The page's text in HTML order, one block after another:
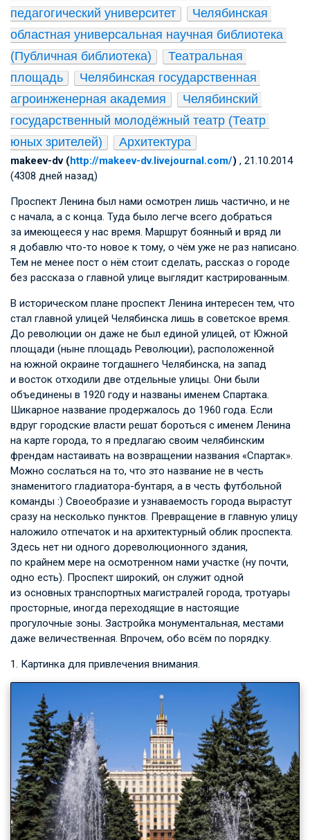
педагогический университет
Челябинская
областная универсальная научная библиотека
(Публичная библиотека)
Театральная
площадь
Челябинская государственная
агроинженерная академия
Челябинский
государственный молодёжный театр (Театр
юных зрителей)
Архитектура
makeev-dv (http://makeev-dv.livejournal.com/) , 21.10.2014
(4308 дней назад)
Проспект Ленина был нами осмотрен лишь частично, и не
с начала, а с конца. Туда было легче всего добраться
за имеющееся у нас время. Маршрут боянный и вряд ли
я добавлю что-то новое к тому, о чём уже не раз написано.
Тем не менее пост о нём стоит сделать, рассказ о городе
без рассказа о главной улице выглядит кастрированным.
В историческом плане проспект Ленина интересен тем, что
стал главной улицей Челябинска лишь в советское время.
До революции он даже не был единой улицей, от Южной
площади (ныне площадь Революции), расположенной
на южной окраине тогдашнего Челябинска, на запад
и восток отходили две отдельные улицы. Они были
объединены в 1920 году и названы именем Спартака.
Шикарное название продержалось до 1960 года. Если
вдруг городские власти решат бороться с именем Ленина
на карте города, то я предлагаю своим челябинским
френдам настаивать на возвращении названия «Спартак».
Можно сослаться на то, что это название не в честь
знаменитого гладиатора-бунтаря, а в честь футбольной
команды :) Своеобразие и узнаваемость города вырастут
сразу на несколько пунктов. Превращение в главную улицу
наложило отпечаток и на архитектурный облик проспекта.
Здесь нет ни одного дореволюционного здания,
по крайнем мере на осмотренном нами участке (ну почти,
одно есть). Проспект широкий, он служит одной
из основных транспортных магистралей города, тротуары
просторные, иногда переходящие в настоящие
прогулочные зоны. Застройка монументальная, местами
даже величественная. Впрочем, обо всём по порядку.
1. Картинка для привлечения внимания.